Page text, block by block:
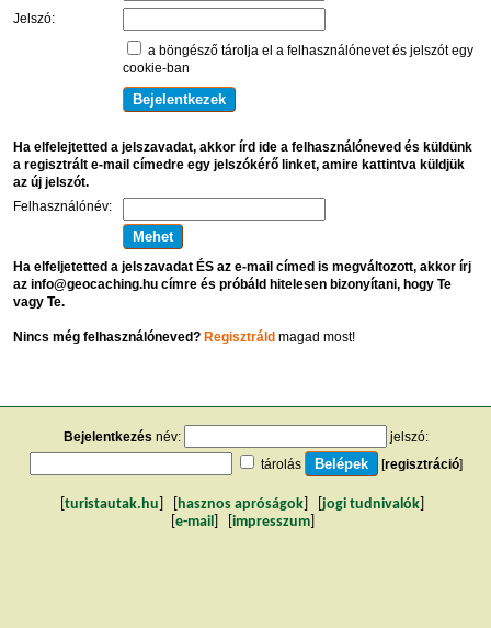
Jelszó:
a böngésző tárolja el a felhasználónevet és jelszót egy
cookie-ban
Ha elfelejtetted a jelszavadat, akkor írd ide a felhasználóneved és küldünk
a regisztrált e-mail címedre egy jelszókérő linket, amire kattintva küldjük
az új jelszót.
Felhasználónév:
Ha elfeljetetted a jelszavadat ÉS az e-mail címed is megváltozott, akkor írj
az info@geocaching.hu címre és próbáld hitelesen bizonyítani, hogy Te
vagy Te.
Nincs még felhasználóneved? Regisztráldmagad most!
Bejelentkezés név:
jelszó:
tárolás
[regisztráció]
turistautak.hu hasznos apróságok jogi tudnivalók
e-mail impresszum]